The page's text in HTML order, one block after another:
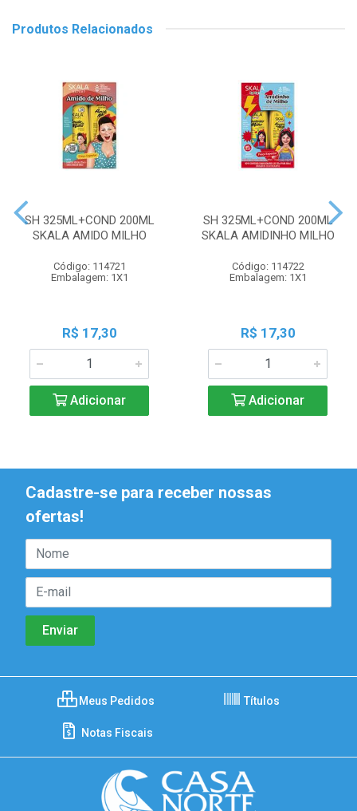
Produtos Relacionados
SH 325ML+COND 200ML
SKALA AMIDO MILHO
Código: 114721
Embalagem: 1X1
R$ 17,30
Adicionar
SH 325ML+COND 200ML
SKALA AMIDINHO MILHO
Código: 114722
Embalagem: 1X1
R$ 17,30
Adicionar
Cadastre-se para receber nossas
ofertas!
Meus Pedidos Títulos
Notas Fiscais